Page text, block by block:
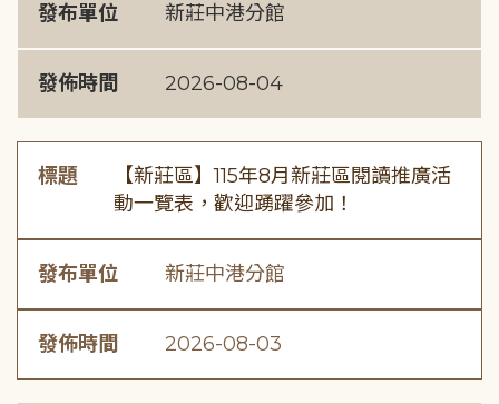
發布單位 新莊中港分館
發佈時間 2026-08-04
標題
【新莊區】115年8月新莊區閱讀推廣活
動一覽表，歡迎踴躍參加！
發布單位 新莊中港分館
發佈時間 2026-08-03